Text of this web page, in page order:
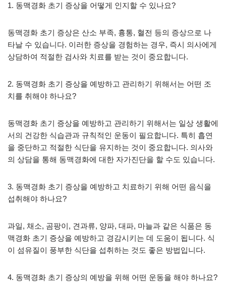
1. 동맥경화 초기 증상을 어떻게 인지할 수 있나요?
동맥경화 초기 증상은 산소 부족, 흉통, 혈전 등의 증상으로 나
타날 수 있습니다. 이러한 증상을 경험하는 경우, 즉시 의사에게
상담하여 적절한 검사와 치료를 받는 것이 중요합니다.
2. 동맥경화 초기 증상을 예방하고 관리하기 위해서는 어떤 조
치를 취해야 하나요?
동맥경화 초기 증상을 예방하고 관리하기 위해서는 일상 생활에
서의 건강한 식습관과 규칙적인 운동이 필요합니다. 특히 흡연
을 중단하고 적절한 식단을 유지하는 것이 중요합니다. 의사와
의 상담을 통해 동맥경화에 대한 자가진단을 할 수도 있습니다.
3. 동맥경화 초기 증상을 예방하고 치료하기 위해 어떤 음식을
섭취해야 하나요?
과일, 채소, 곰팡이, 견과류, 양파, 대파, 마늘과 같은 식품은 동
맥경화 초기 증상을 예방하고 경감시키는 데 도움이 됩니다. 식
이 섬유질이 풍부한 식단을 섭취하는 것도 좋은 방법입니다.
4. 동맥경화 초기 증상의 예방을 위해 어떤 운동을 해야 하나요?